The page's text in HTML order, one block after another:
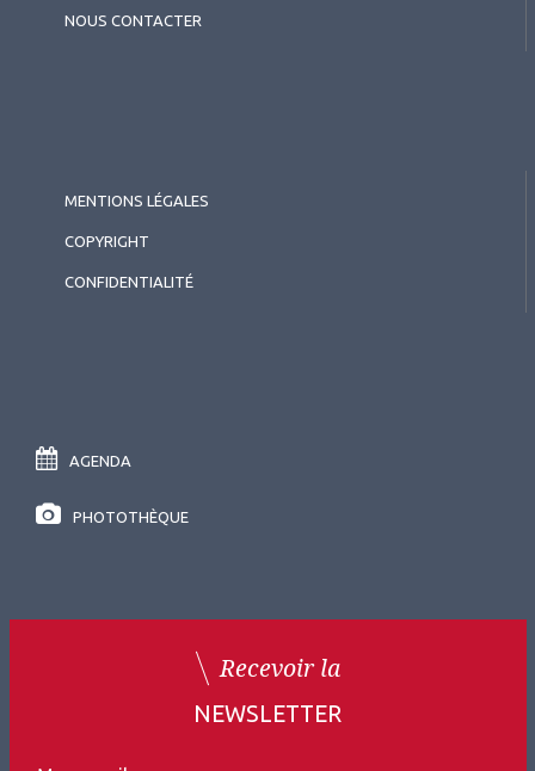
NOUS CONTACTER
MENTIONS LÉGALES
COPYRIGHT
CONFIDENTIALITÉ
AGENDA
PHOTOTHÈQUE
Recevoir la
NEWSLETTER